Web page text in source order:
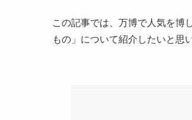
この記事では、万博で人気を博
もの」について紹介したいと思